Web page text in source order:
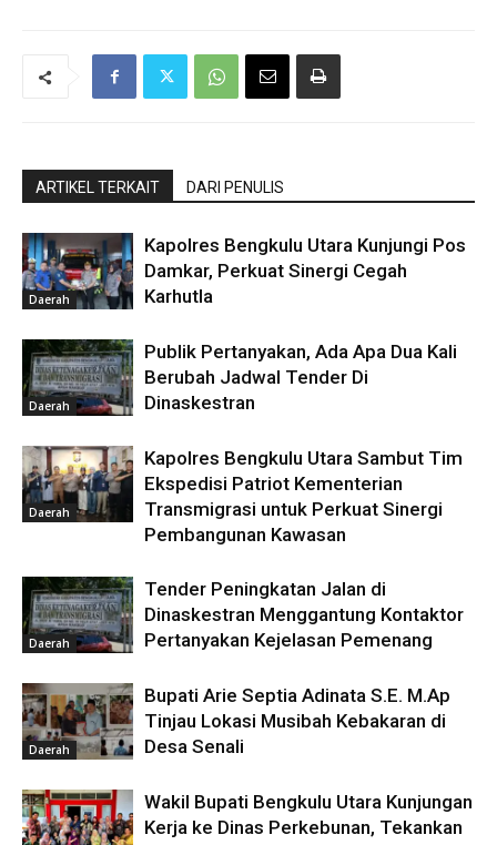
ARTIKEL TERKAIT DARI PENULIS
Daerah
Kapolres Bengkulu Utara Kunjungi Pos
Damkar, Perkuat Sinergi Cegah
Karhutla
Daerah
Publik Pertanyakan, Ada Apa Dua Kali
Berubah Jadwal Tender Di
Dinaskestran
Daerah
Kapolres Bengkulu Utara Sambut Tim
Ekspedisi Patriot Kementerian
Transmigrasi untuk Perkuat Sinergi
Pembangunan Kawasan
Daerah
Tender Peningkatan Jalan di
Dinaskestran Menggantung Kontaktor
Pertanyakan Kejelasan Pemenang
Daerah
Bupati Arie Septia Adinata S.E. M.Ap
Tinjau Lokasi Musibah Kebakaran di
Desa Senali
Wakil Bupati Bengkulu Utara Kunjungan
Kerja ke Dinas Perkebunan, Tekankan